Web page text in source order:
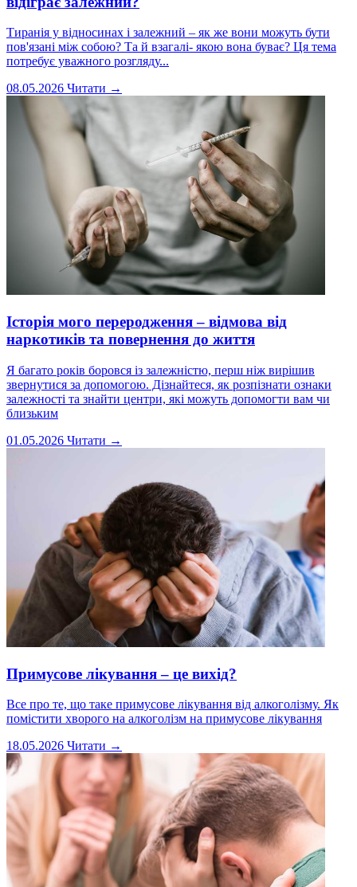
Тиранія у відносинах і залежний – як же вони можуть бути
пов'язані між собою? Та й взагалі- якою вона буває? Ця тема
потребує уважного розгляду...
08.05.2026 Читати →
Історія мого переродження – відмова від
наркотиків та повернення до життя
Я багато років боровся із залежністю, перш ніж вирішив
звернутися за допомогою. Дізнайтеся, як розпізнати ознаки
залежності та знайти центри, які можуть допомогти вам чи
близьким
01.05.2026 Читати →
Примусове лікування – це вихід?
Все про те, що таке примусове лікування від алкоголізму. Як
помістити хворого на алкоголізм на примусове лікування
18.05.2026 Читати →